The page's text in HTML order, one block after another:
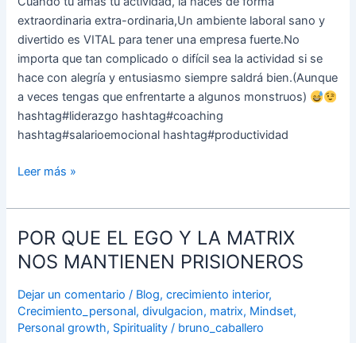
sueño
no
tenía
que
estar
esperando
un
bus.
tenía
en
un
para
salir
de
extraordinaria extra-ordinaria,Un ambiente laboral sano y
divertido es VITAL para tener una empresa fuerte.No
importa que tan complicado o difícil sea la actividad si se
hace con alegría y entusiasmo siempre saldrá bien.(Aunque
a veces tengas que enfrentarte a algunos monstruos)
hashtag#liderazgo hashtag#coaching
hashtag#salarioemocional hashtag#productividad
Leer más »
POR QUE EL EGO Y LA MATRIX
NOS MANTIENEN PRISIONEROS
Dejar un comentario / Blog,crecimiento interior,
Crecimiento_personal,divulgacion, matrix, Mindset,
Personal growth, Spirituality / bruno_caballero
POR
QUE
EL
EGO
Y
LA